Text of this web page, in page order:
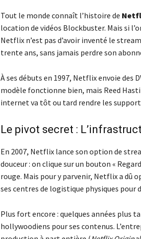
Tout le monde connaît l’histoire de
location de vidéos Blockbuster. Mais si
Netflix n’est pas d’avoir inventé le
trente ans, sans jamais perdre son
À ses débuts en 1997, Netflix envoie des
modèle fonctionne bien, mais Reed
internet va tôt ou tard rendre les
Le pivot secret :
En 2007, Netflix lance son option de
douceur : on clique sur un bouton «
rouge. Mais pour y parvenir, Netflix a dû
ses centres de logistique physiques pour
Plus fort encore : quelques années plus
hollywoodiens pour ses contenus.